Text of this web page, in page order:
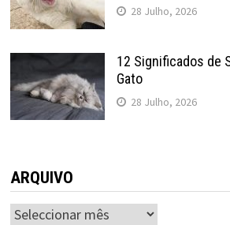
28 Julho, 2026
12 Significados de
Gato
28 Julho, 2026
ARQUIVO
ARQUIVO